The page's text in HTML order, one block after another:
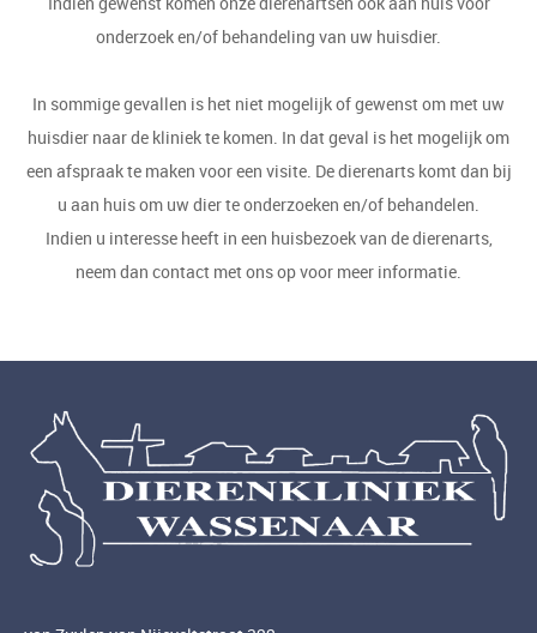
onderzoek en/of behandeling van uw huisdier.
In sommige gevallen is het niet mogelijk of gewenst om met uw
huisdier naar de kliniek te komen. In dat geval is het mogelijk om
een afspraak te maken voor een visite. De dierenarts komt dan bij
u aan huis om uw dier te onderzoeken en/of behandelen.
Indien u interesse heeft in een huisbezoek van de dierenarts,
neem dan contact met ons op voor meer informatie.